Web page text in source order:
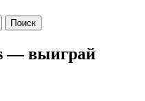
— выиграй